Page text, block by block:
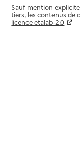
Sauf mention
tiers, les contenus de
licence etalab-2.0